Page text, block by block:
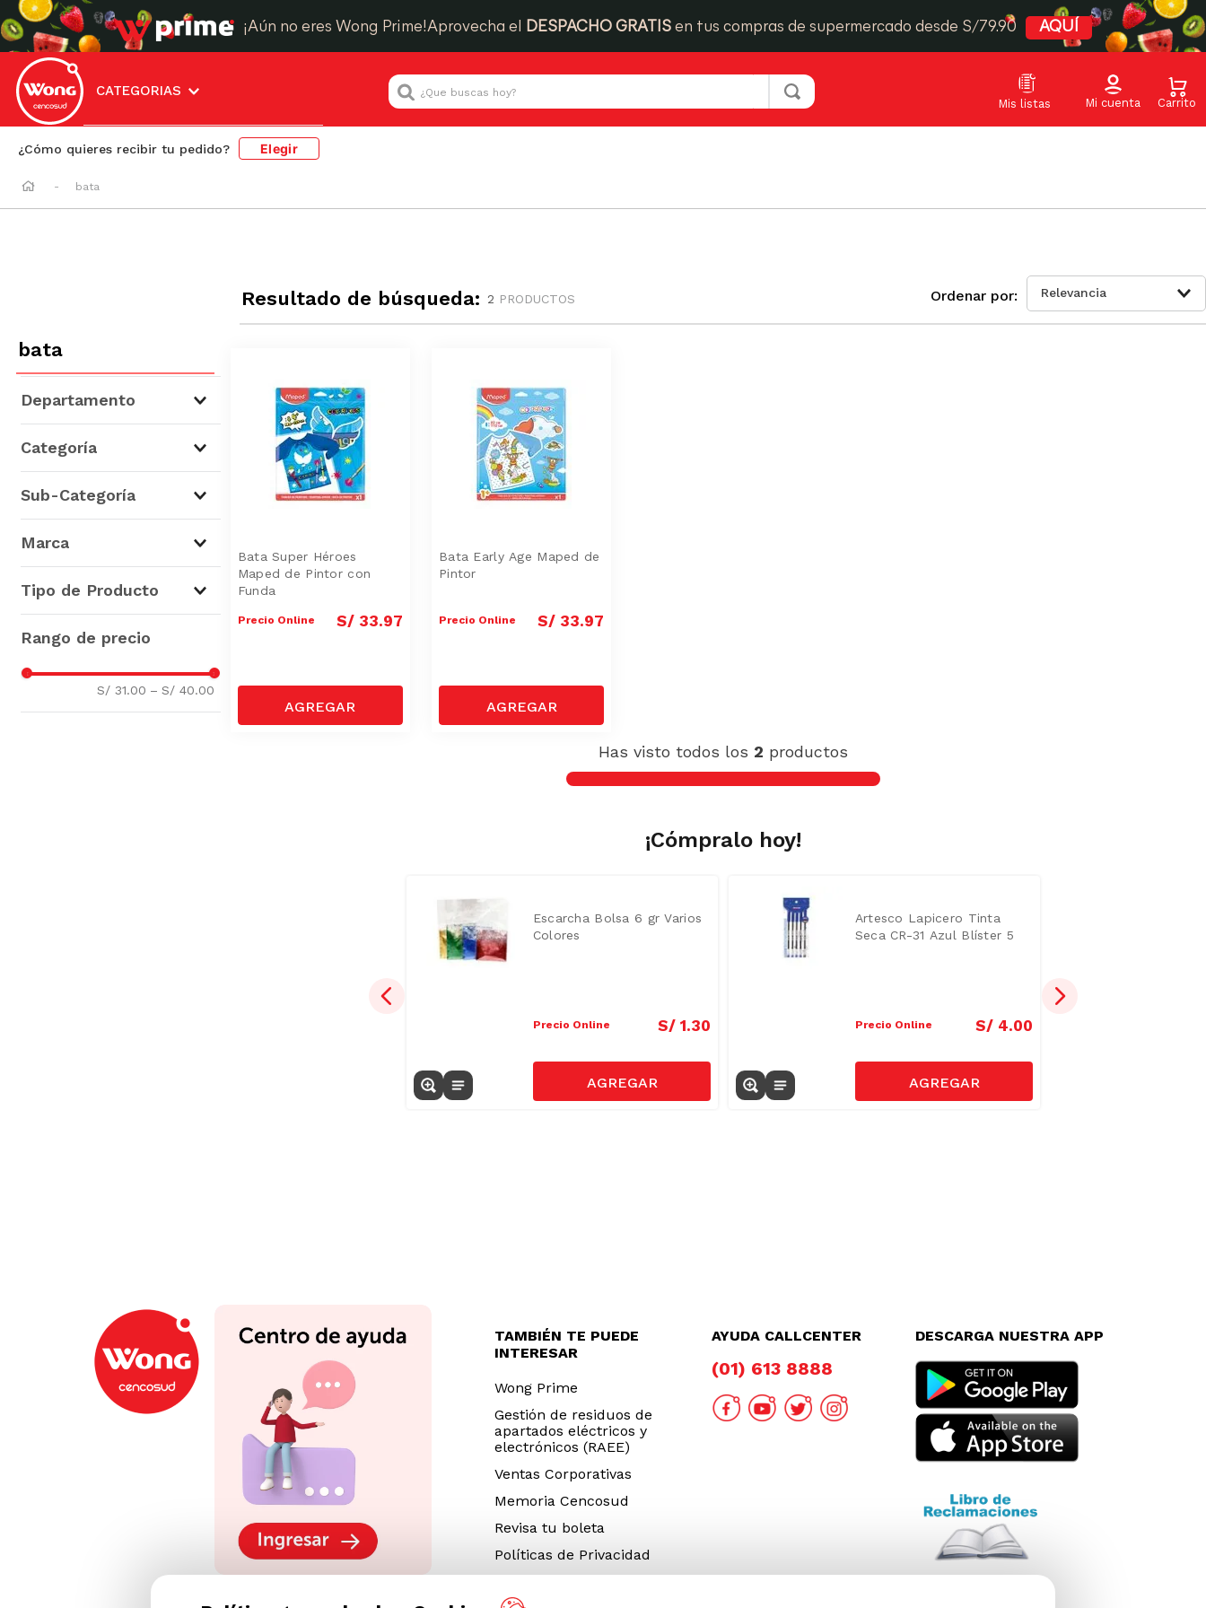
¡Aún no eres Wong Prime!Aprovecha el DESPACHO GRATIS en tus compras de supermercado desde S/79.90 AQUÍ
CATEGORIAS
¿Que buscas hoy?
¿Cómo quieres recibir tu pedido? Elegir
bata
Resultado de búsqueda: 2 PRODUCTOS Relevancia
bata
Departamento
Categoría
Sub-Categoría
Marca
Tipo de Producto
S/ 31.00 – S/ 40.00
Bata Super Héroes
Maped de Pintor con
Funda
Precio Online S/ 33.97
Bata Early Age Maped de
Pintor
Precio Online S/ 33.97
Has visto todos los 2 productos
¡Cómpralo hoy!
Escarcha Bolsa 6 gr Varios
Colores
Precio Online S/ 1.30
Artesco Lapicero Tinta
Seca CR-31 Azul Blíster 5
Precio Online S/ 4.00
TAMBIÉN TE PUEDE
INTERESAR
Wong Prime
Gestión de residuos de
apartados eléctricos y
electrónicos (RAEE)
Ventas Corporativas
Memoria Cencosud
Revisa tu boleta
Políticas de Privacidad
AYUDA CALLCENTER
(01) 613 8888
DESCARGA NUESTRA APP